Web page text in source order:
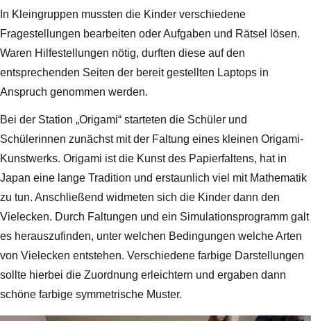
In Kleingruppen mussten die Kinder verschiedene
Fragestellungen bearbeiten oder Aufgaben und Rätsel lösen.
Waren Hilfestellungen nötig, durften diese auf den
entsprechenden Seiten der bereit gestellten Laptops in
Anspruch genommen werden.
Bei der Station „Origami“ starteten die Schüler und
Schülerinnen zunächst mit der Faltung eines kleinen Origami-
Kunstwerks. Origami ist die Kunst des Papierfaltens, hat in
Japan eine lange Tradition und erstaunlich viel mit Mathematik
zu tun. Anschließend widmeten sich die Kinder dann den
Vielecken. Durch Faltungen und ein Simulationsprogramm galt
es herauszufinden, unter welchen Bedingungen welche Arten
von Vielecken entstehen. Verschiedene farbige Darstellungen
sollte hierbei die Zuordnung erleichtern und ergaben dann
schöne farbige symmetrische Muster.